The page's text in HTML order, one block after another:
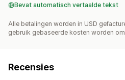
Bevat automatisch vertaalde tekst
Alle betalingen worden in USD
gebruik gebaseerde kosten worden
Recensies